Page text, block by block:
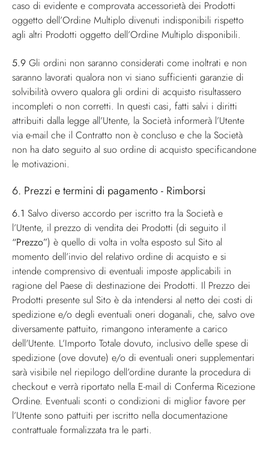
caso di evidente e comprovata accessorietà dei Prodotti
oggetto dell’Ordine Multiplo divenuti indisponibili rispetto
agli altri Prodotti oggetto dell’Ordine Multiplo disponibili.
5.9 Gli ordini non saranno considerati come inoltrati e non
saranno lavorati qualora non vi siano sufficienti garanzie di
solvibilità ovvero qualora gli ordini di acquisto risultassero
incompleti o non corretti. In questi casi, fatti salvi i diritti
attribuiti dalla legge all’Utente, la Società informerà l’Utente
via e-mail che il Contratto non è concluso e che la Società
non ha dato seguito al suo ordine di acquisto specificandone
le motivazioni.
6. Prezzi e termini di pagamento - Rimborsi
6.1 Salvo diverso accordo per iscritto tra la Società e
l’Utente, il prezzo di vendita dei Prodotti (di seguito il
“Prezzo”) è quello di volta in volta esposto sul Sito al
momento dell’invio del relativo ordine di acquisto e si
intende comprensivo di eventuali imposte applicabili in
ragione del Paese di destinazione dei Prodotti. Il Prezzo dei
Prodotti presente sul Sito è da intendersi al netto dei costi di
spedizione e/o degli eventuali oneri doganali, che, salvo ove
diversamente pattuito, rimangono interamente a carico
dell'Utente. L’Importo Totale dovuto, inclusivo delle spese di
spedizione (ove dovute) e/o di eventuali oneri supplementari
sarà visibile nel riepilogo dell’ordine durante la procedura di
checkout e verrà riportato nella E-mail di Conferma Ricezione
Ordine. Eventuali sconti o condizioni di miglior favore per
l’Utente sono pattuiti per iscritto nella documentazione
contrattuale formalizzata tra le parti.